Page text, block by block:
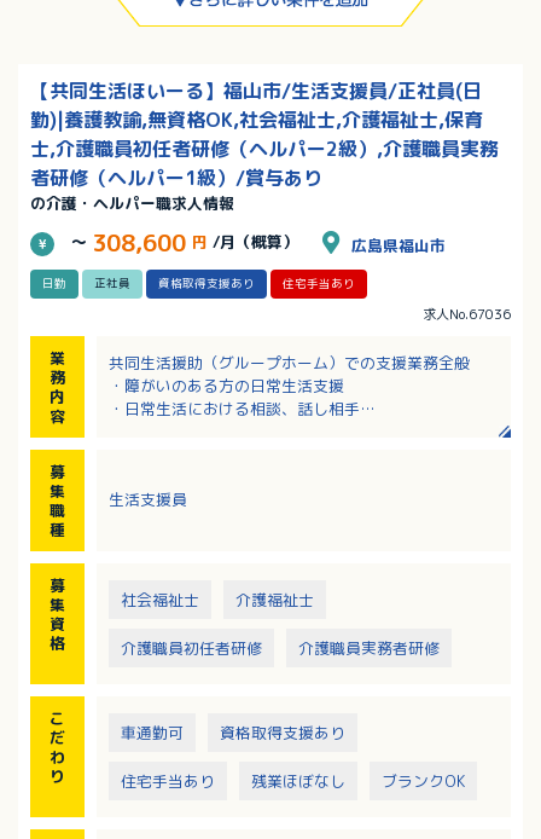
【共同生活ほいーる】福山市/生活支援員/正社員(日
勤)|養護教諭,無資格OK,社会福祉士,介護福祉士,保育
士,介護職員初任者研修（ヘルパー2級）,介護職員実務
者研修（ヘルパー1級）/賞与あり
の介護・ヘルパー職求人情報
～ 308,600 円 /月（概算） 広島県福山市
日勤 正社員 資格取得支援あり 住宅手当あり
求人No.67036
業
務
内
容
共同生活援助（グループホーム）での支援業務全般
・障がいのある方の日常生活支援
・日常生活における相談、話し相手
・環境整備、調理補助
※知的障害の方が入居しています
募
集
職
種
生活支援員
募
集
資
格
社会福祉士 介護福祉士
介護職員初任者研修 介護職員実務者研修
こ
だ
わ
り
車通勤可 資格取得支援あり
住宅手当あり 残業ほぼなし ブランクOK